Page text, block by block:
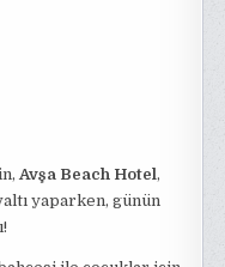
Avşa Beach Hotel,
yaparken, günün